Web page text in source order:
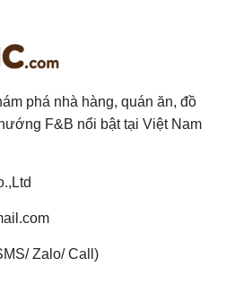
phá nhà hàng, quán ăn, đồ
F&B nổi bật tại Việt Nam
Zalo/ Call)